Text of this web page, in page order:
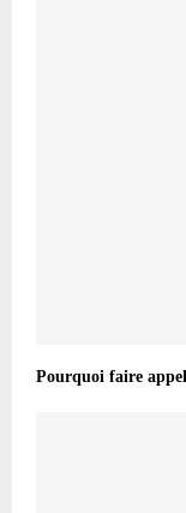
Pourquoi faire